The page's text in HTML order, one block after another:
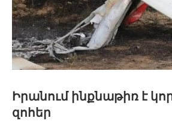
Իրանում ինքնաթիռ է
զոհեր